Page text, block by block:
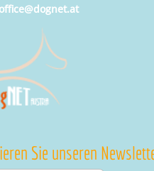
office@dognet.at
Sie unseren